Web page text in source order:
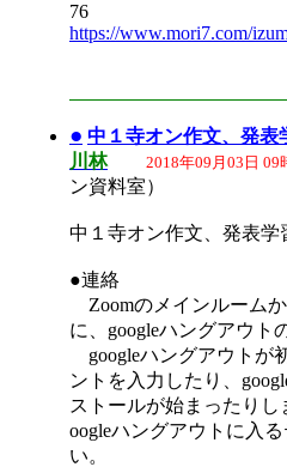
76
https://www.mori7.com/
● 中１寺オン作文、発表
川林
2018年09月03日 09
ン資料室）
中１寺オン作文、発表学
●連絡
Zoomのメインルーム
に、googleハングアウト
googleハングアウトが
ントを入力したり、
ストールが始まったり
oogleハングアウトに入
い。